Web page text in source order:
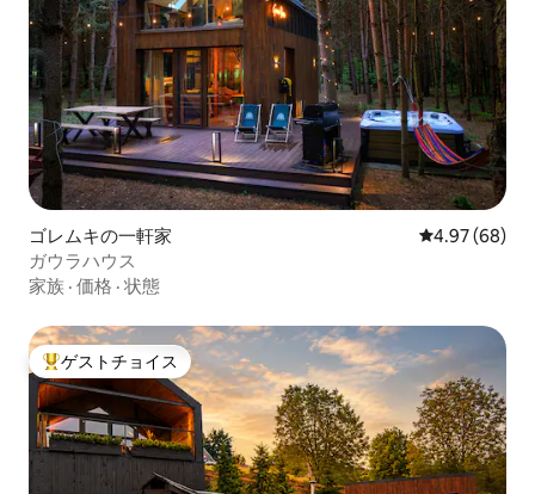
ゴレムキの一軒家 レビュー68
4.97 (68)
ガウラハウス
家族 · 価格 · 状態
大好評のゲストチョイスです。
ゲストチョイス